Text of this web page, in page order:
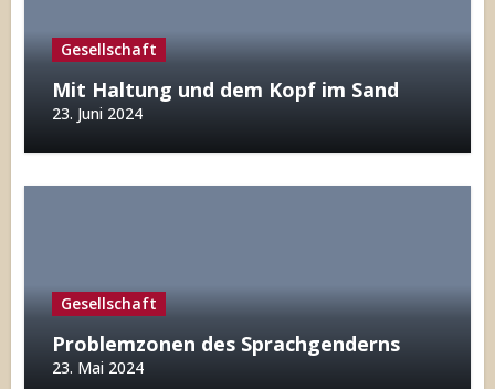
Gesellschaft
Mit Haltung und dem Kopf im Sand
23. Juni 2024
Gesellschaft
Problemzonen des Sprachgenderns
23. Mai 2024